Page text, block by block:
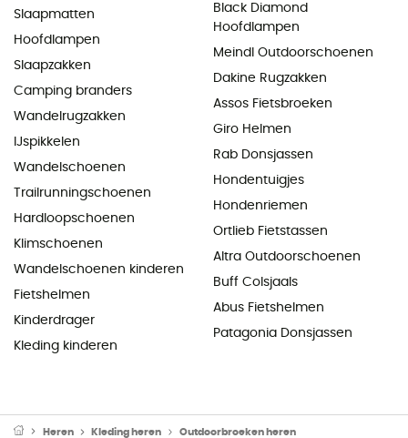
Slaapmatten
Hoofdlampen
Slaapzakken
Camping branders
Wandelrugzakken
IJspikkelen
Wandelschoenen
Trailrunningschoenen
Hardloopschoenen
Klimschoenen
Wandelschoenen kinderen
Fietshelmen
Kinderdrager
Kleding kinderen
Black Diamond
Hoofdlampen
Meindl Outdoorschoenen
Dakine Rugzakken
Assos Fietsbroeken
Giro Helmen
Rab Donsjassen
Hondentuigjes
Hondenriemen
Ortlieb Fietstassen
Altra Outdoorschoenen
Buff Colsjaals
Abus Fietshelmen
Patagonia Donsjassen
Heren Kleding heren Outdoorbroeken heren